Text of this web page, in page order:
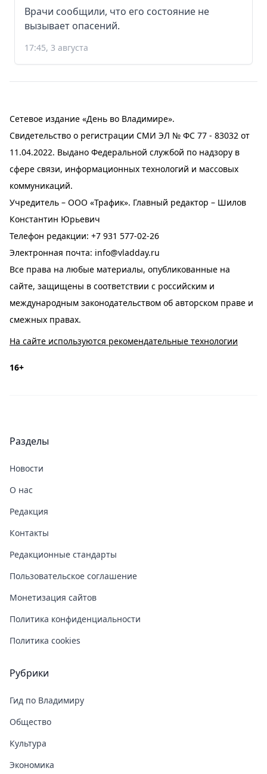
Врачи сообщили, что его состояние не
вызывает опасений.
17:45, 3 августа
Сетевое издание «День во Владимире».
Свидетельство о регистрации СМИ ЭЛ № ФС 77 - 83032 от
11.04.2022. Выдано Федеральной службой по надзору в
сфере связи, информационных технологий и массовых
коммуникаций.
Учредитель – ООО «Трафик». Главный редактор – Шилов
Константин Юрьевич
Телефон редакции: +7 931 577-02-26
Электронная почта: info@vladday.ru
Все права на любые материалы, опубликованные на
сайте, защищены в соответствии с российским и
международным законодательством об авторском праве и
смежных правах.
На сайте используются рекомендательные технологии
16+
Разделы
Новости
О нас
Редакция
Контакты
Редакционные стандарты
Пользовательское соглашение
Монетизация сайтов
Политика конфиденциальности
Политика cookies
Рубрики
Гид по Владимиру
Общество
Культура
Экономика